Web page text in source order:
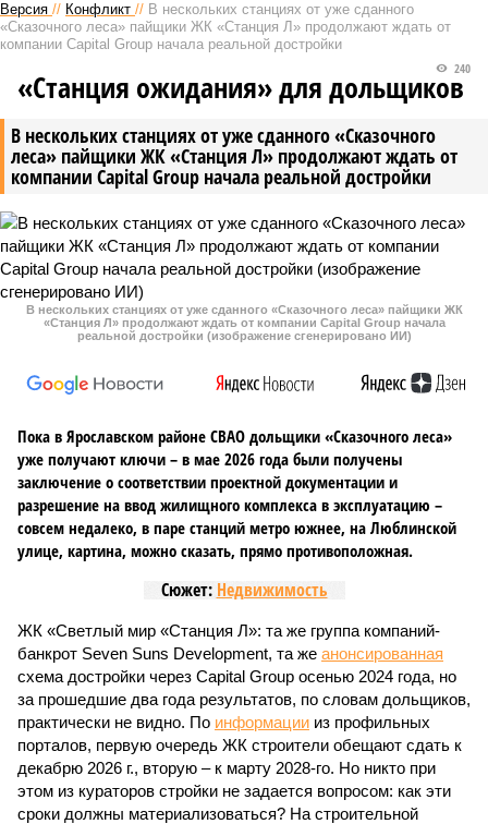
Версия // Конфликт // В нескольких станциях от уже сданного
«Сказочного леса» пайщики ЖК «Станция Л» продолжают ждать от
компании Capital Group начала реальной достройки
В нескольких станциях от уже сданного «Сказочного
леса» пайщики ЖК «Станция Л» продолжают ждать от
компании Capital Group начала реальной достройки
240
«Станция ожидания» для дольщиков
В нескольких станциях от уже сданного «Сказочного леса» пайщики ЖК
«Станция Л» продолжают ждать от компании Capital Group начала
реальной достройки (изображение сгенерировано ИИ)
Пока в Ярославском районе СВАО дольщики «Сказочного леса»
уже получают ключи – в мае 2026 года были получены
заключение о соответствии проектной документации и
разрешение на ввод жилищного комплекса в эксплуатацию –
совсем недалеко, в паре станций метро южнее, на Люблинской
улице, картина, можно сказать, прямо противоположная.
Сюжет: Недвижимость
ЖК «Светлый мир «Станция Л»: та же группа компаний-
банкрот Seven Suns Development, та же анонсированная
схема достройки через Capital Group осенью 2024 года, но
за прошедшие два года результатов, по словам дольщиков,
практически не видно. По информации из профильных
порталов, первую очередь ЖК строители обещают сдать к
декабрю 2026 г., вторую – к марту 2028-го. Но никто при
этом из кураторов стройки не задается вопросом: как эти
сроки должны материализоваться? На строительной